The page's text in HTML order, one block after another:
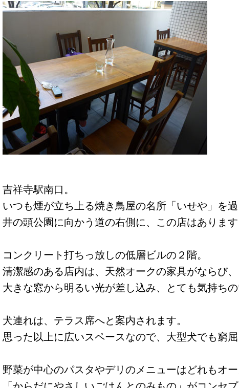
吉祥寺駅南口。
いつも煙が立ち上る焼き鳥屋の名所「いせや」を
井の頭公園に向かう道の右側に、この店はあります
コンクリート打ちっ放しの低層ビルの２階。
清潔感のある店内は、天然オークの家具がならび、
大きな窓から明るい光が差し込み、とても気持ちの
犬連れは、テラス席へと案内されます。
思った以上に広いスペースなので、大型犬でも窮屈
野菜が中心のパスタやデリのメニューはどれもオ